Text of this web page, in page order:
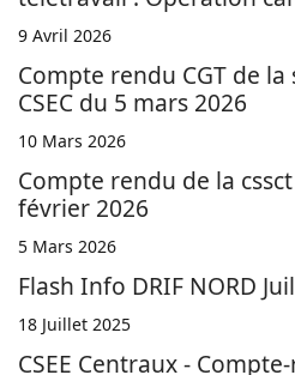
9 Avril 2026
Compte rendu CGT de
CSEC du 5 mars 2026
10 Mars 2026
Compte rendu de la
février 2026
5 Mars 2026
Flash Info DRIF NORD
18 Juillet 2025
CSEE Centraux -